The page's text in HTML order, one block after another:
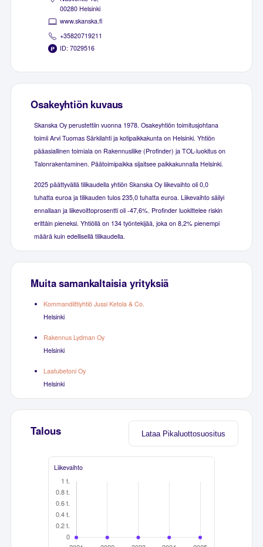
00280 Helsinki
www.skanska.fi
+35820719211
ID: 7029516
Osakeyhtiön kuvaus
Skanska Oy perustettiin vuonna 1978. Osakeyhtiön toimitusjohtana
toimii Arvi Tuomas Särkilahti ja kotipaikkakunta on Helsinki. Yhtiön
pääasiallinen toimiala on Rakennusliike (Profinder) ja TOL-luokitus on
Talonrakentaminen. Päätoimipaikka sijaitsee paikkakunnalla Helsinki.
2025 päättyvällä tilikaudella yhtiön Skanska Oy liikevaihto oli 0,0
tuhatta euroa ja tilikauden tulos 235,0 tuhatta euroa. Liikevaihto säilyi
ennallaan ja liikevoittoprosentti oli -47,6%. Profinder luokittelee riskin
erittäin pieneksi. Yhtiöllä on 134 työntekijää, joka on 8,2% pienempi
määrä kuin edellisellä tilikaudella.
Muita samankaltaisia yrityksiä
Kommandiittiyhtiö Jussi Ketola & Co.
Helsinki
Rakennus Lydman Oy
Helsinki
Laatubetoni Oy
Helsinki
Lataa Pikaluottosuositus
Talous
Liikevaihto